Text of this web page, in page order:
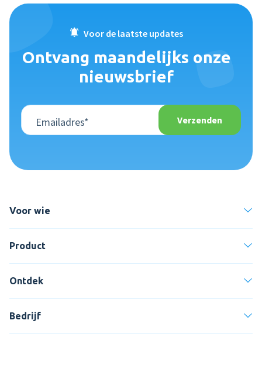
Voor de laatste updates
Ontvang maandelijks onze
nieuwsbrief
Voor wie
Product
Ontdek
Bedrijf